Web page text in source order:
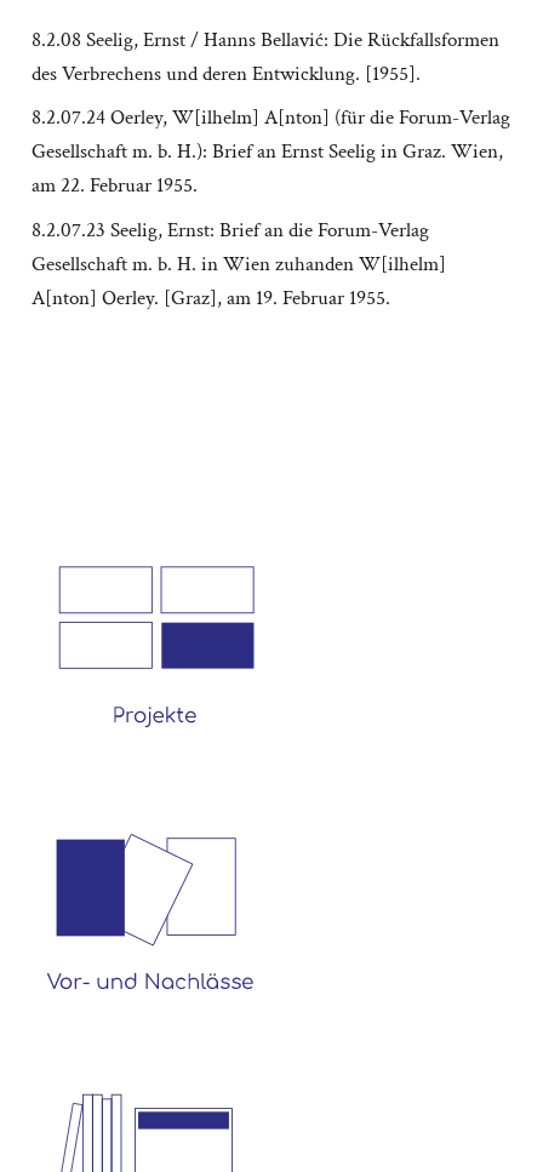
8.2.08 Seelig, Ernst / Hanns Bellavić: Die Rückfallsformen
des Verbrechens und deren Entwicklung. [1955].
8.2.07.24 Oerley, W[ilhelm] A[nton] (für die Forum-Verlag
Gesellschaft m. b. H.): Brief an Ernst Seelig in Graz. Wien,
am 22. Februar 1955.
8.2.07.23 Seelig, Ernst: Brief an die Forum-Verlag
Gesellschaft m. b. H. in Wien zuhanden W[ilhelm]
A[nton] Oerley. [Graz], am 19. Februar 1955.